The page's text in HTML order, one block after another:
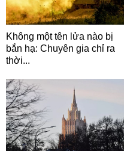
Không một tên lửa nào bị
bắn hạ: Chuyên gia chỉ ra
thời...